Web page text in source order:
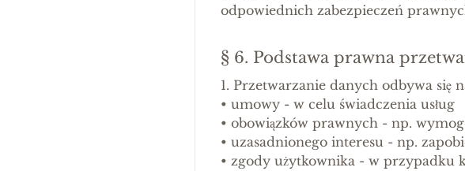
odpowiednich zabezpieczeń
§ 6. Podstawa prawna
1. Przetwarzanie danych odbywa się
• umowy - w celu świadczenia usług
• obowiązków prawnych - np.
• uzasadnionego interesu - np.
• zgody użytkownika - w przypadku